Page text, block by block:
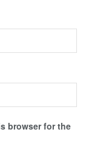
browser for the